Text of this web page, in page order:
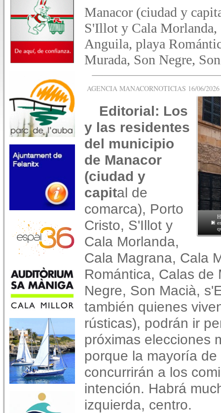
Manacor (ciudad y
S'Illot y Cala Morlanda,
Anguila, playa
Murada, Son Negre,
AGENCIA MANACORNOTICIAS 16/06/
Editorial: Los
y las residentes
del municipio
de Manacor
(ciudad y
capital de
comarca), Porto
Cristo, S'Illot y
Cala Morlanda,
Cala Magrana, Cala
Romántica, Calas de
Negre, Son Macià,
también quienes
rústicas), podrán ir
próximas elecciones
porque la mayoría
concurrirán a los
intención. Habrá
izquierda, centro.